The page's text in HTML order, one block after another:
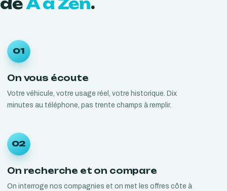
01
On vous écoute
Votre véhicule, votre usage réel, votre historique. Dix
minutes au téléphone, pas trente champs à remplir.
02
On recherche et on compare
On interroge nos compagnies et on met les offres côte à